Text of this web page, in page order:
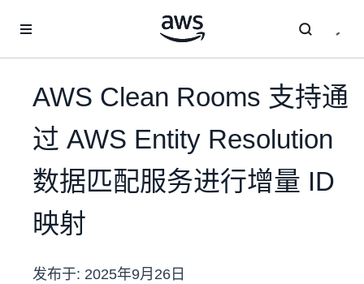
AWS Clean Rooms 支持通
过 AWS Entity Resolution
数据匹配服务进行增量 ID
映射
发布于: 2025年9月26日